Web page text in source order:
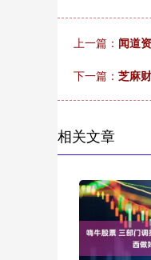
上一篇： 闻道
下一篇： 芝麻
相关文章